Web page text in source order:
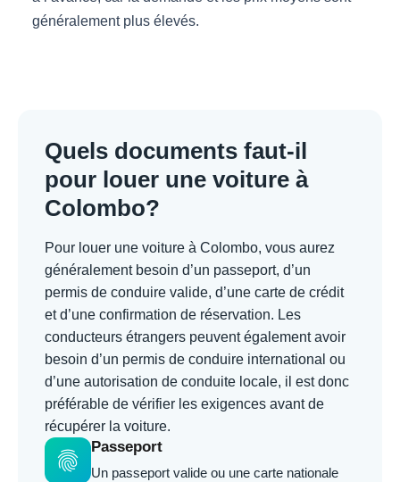
généralement plus élevés.
Quels documents faut-il
pour louer une voiture à
Colombo?
Pour louer une voiture à Colombo, vous aurez
généralement besoin d’un passeport, d’un
permis de conduire valide, d’une carte de crédit
et d’une confirmation de réservation. Les
conducteurs étrangers peuvent également avoir
besoin d’un permis de conduire international ou
d’une autorisation de conduite locale, il est donc
préférable de vérifier les exigences avant de
récupérer la voiture.
fingerprint
Passeport
Un passeport valide ou une carte nationale